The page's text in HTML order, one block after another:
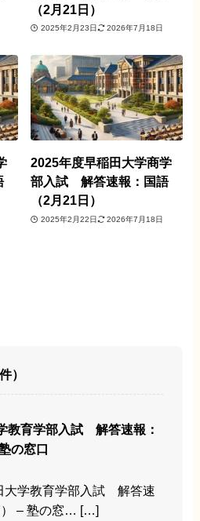
（2月21日）
2025年2月23日 2026年7月18日
2025年度早稲田大学商学
部入試 解答速報：国語
（2月21日）
2025年2月22日 2026年7月18日
）
教育学部入試 解答速報：
の窓口
大学教育学部入試 解答速
） – 塾の窓… […]